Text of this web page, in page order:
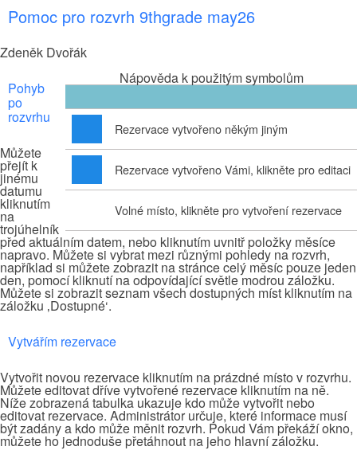
Pomoc pro rozvrh 9thgrade may26
Zdeněk Dvořák
Nápověda k použitým symbolům
Rezervace vytvořeno někým jiným
Rezervace vytvořeno Vámi, klikněte pro editaci
Volné místo, klikněte pro vytvoření rezervace
Pohyb
po
rozvrhu
Můžete
přejít k
jinému
datumu
kliknutím
na
trojúhelník
před aktuálním datem, nebo kliknutím uvnitř položky měsíce
napravo. Můžete si vybrat mezi různými pohledy na rozvrh,
například si můžete zobrazit na stránce celý měsíc pouze jeden
den, pomocí kliknutí na odpovídající světle modrou záložku.
Můžete si zobrazit seznam všech dostupných míst kliknutím na
záložku ‚Dostupné‘.
Vytvářím rezervace
Vytvořit novou rezervace kliknutím na prázdné místo v rozvrhu.
Můžete editovat dříve vytvořené rezervace kliknutím na ně.
Níže zobrazená tabulka ukazuje kdo může vytvořit nebo
editovat rezervace. Administrátor určuje, které informace musí
být zadány a kdo může měnit rozvrh. Pokud Vám překáží okno,
můžete ho jednoduše přetáhnout na jeho hlavní záložku.